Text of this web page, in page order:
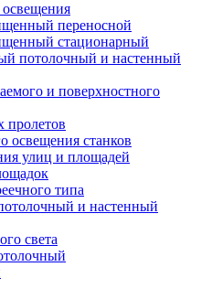
переносной
стационарный
потолочный и настенный
и поверхностного
пролетов
освещения станков
улиц и площадей
типа
и настенный
света